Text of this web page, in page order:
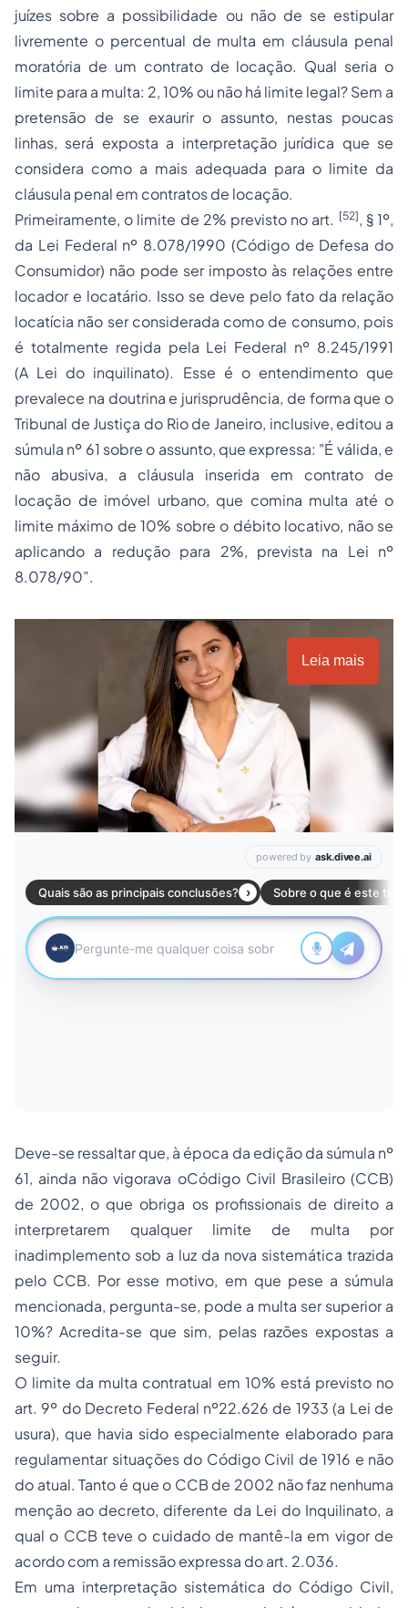
juízes sobre a possibilidade ou não de se estipular
livremente o percentual de multa em cláusula penal
moratória de um contrato de locação. Qual seria o
limite para a multa: 2, 10% ou não há limite legal? Sem a
pretensão de se exaurir o assunto, nestas poucas
linhas, será exposta a interpretação jurídica que se
considera como a mais adequada para o limite da
cláusula penal em contratos de locação.
Primeiramente, o limite de 2% previsto no art. [52], § 1º,
da Lei Federal nº 8.078/1990 (Código de Defesa do
Consumidor) não pode ser imposto às relações entre
locador e locatário. Isso se deve pelo fato da relação
locatícia não ser considerada como de consumo, pois
é totalmente regida pela Lei Federal nº 8.245/1991
(A Lei do inquilinato). Esse é o entendimento que
prevalece na doutrina e jurisprudência, de forma que o
Tribunal de Justiça do Rio de Janeiro, inclusive, editou a
súmula nº 61 sobre o assunto, que expressa: "É válida, e
não abusiva, a cláusula inserida em contrato de
locação de imóvel urbano, que comina multa até o
limite máximo de 10% sobre o débito locativo, não se
aplicando a redução para 2%, prevista na Lei nº
8.078/90”.
Leia mais
Deve-se ressaltar que, à época da edição da súmula nº
61, ainda não vigorava oCódigo Civil Brasileiro (CCB)
de 2002, o que obriga os profissionais de direito a
interpretarem qualquer limite de multa por
inadimplemento sob a luz da nova sistemática trazida
pelo CCB. Por esse motivo, em que pese a súmula
mencionada, pergunta-se, pode a multa ser superior a
10%? Acredita-se que sim, pelas razões expostas a
seguir.
O limite da multa contratual em 10% está previsto no
art. 9º do Decreto Federal nº22.626 de 1933 (a Lei de
usura), que havia sido especialmente elaborado para
regulamentar situações do Código Civil de 1916 e não
do atual. Tanto é que o CCB de 2002 não faz nenhuma
menção ao decreto, diferente da Lei do Inquilinato, a
qual o CCB teve o cuidado de mantê-la em vigor de
acordo com a remissão expressa do art. 2.036.
Em uma interpretação sistemática do Código Civil,